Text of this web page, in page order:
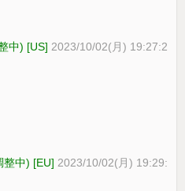
中) [US] 2023/10/02(月) 19:27:2
整中) [EU] 2023/10/02(月) 19:29: